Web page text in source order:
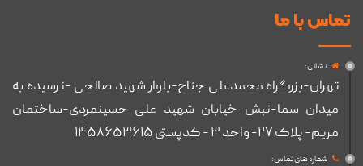
تماس با ما
نشانی :
تهران-بزرگراه محمدعلی جناح-بلوار شهید صالحی -نرسیده به
میدان سما-نبش خیابان شهید علی حسینمردی-ساختمان
مریم- پلاک ۲۷- واحد ۳ - کدپستی ۱۴۵۸۶۵۳۶۱۵
شماره های تماس :